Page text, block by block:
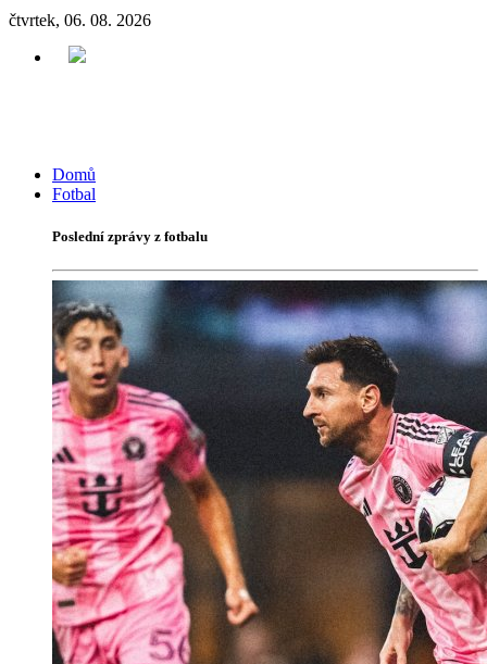
čtvrtek, 06. 08. 2026
Domů
Fotbal
Poslední zprávy z fotbalu